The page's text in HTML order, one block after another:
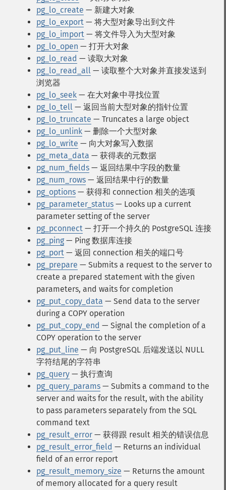
pg_lo_create — 新建大对象
pg_lo_export — 将大型对象导出到文件
pg_lo_import — 将文件导入为大型对象
pg_lo_open — 打开大对象
pg_lo_read — 读取大对象
pg_lo_read_all — 读取整个大对象并直接发送到
浏览器
pg_lo_seek — 在大对象中寻找位置
pg_lo_tell — 返回当前大型对象的指针位置
pg_lo_truncate — Truncates a large object
pg_lo_unlink — 删除一个大型对象
pg_lo_write — 向大对象写入数据
pg_meta_data — 获得表的元数据
pg_num_fields — 返回结果中字段的数量
pg_num_rows — 返回结果中行的数量
pg_options — 获得和 connection 相关的选项
pg_parameter_status — Looks up a current
parameter setting of the server
pg_pconnect — 打开一个持久的 PostgreSQL 连接
pg_ping — Ping 数据库连接
pg_port — 返回 connection 相关的端口号
pg_prepare — Submits a request to the server to
create a prepared statement with the given
parameters, and waits for completion
pg_put_copy_data — Send data to the server
during a COPY operation
pg_put_copy_end — Signal the completion of a
COPY operation to the server
pg_put_line — 向 PostgreSQL 后端发送以 NULL
字符结尾的字符串
pg_query — 执行查询
pg_query_params — Submits a command to the
server and waits for the result, with the ability
to pass parameters separately from the SQL
command text
pg_result_error — 获得跟 result 相关的错误信息
pg_result_error_field — Returns an individual
field of an error report
pg_result_memory_size — Returns the amount
of memory allocated for a query result